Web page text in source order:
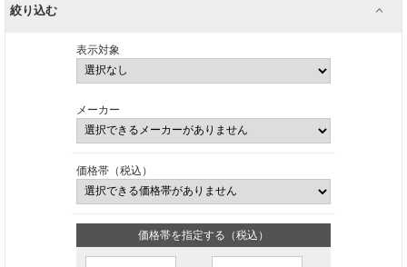
絞り込む
表示対象
メーカー
価格帯（税込）
価格帯を指定する（税込）